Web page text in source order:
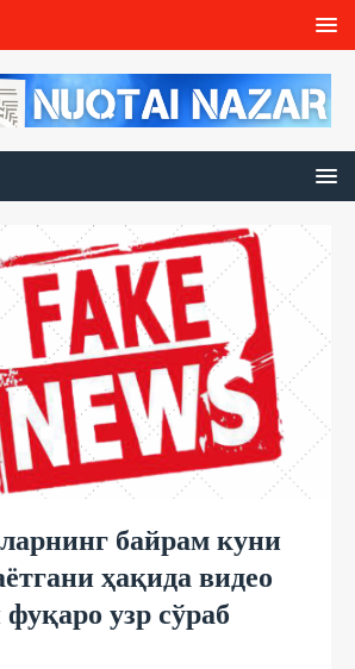
байрам куни
ҳақида видео
узр сўраб